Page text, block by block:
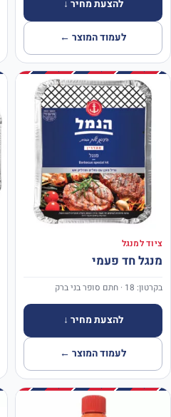
להצעת מחיר ↓
לעמוד המוצר ←
ציוד למנגל
מנגל חד פעמי
בקרטון: 18 · חתם סופר בני ברק
להצעת מחיר ↓
לעמוד המוצר ←